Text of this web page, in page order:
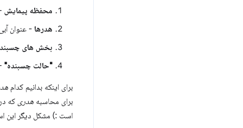
محفظه پیمایش
هدرها - عنوان
بخش های
"حالت چسبنده"
برای اینکه بدانیم کدام
برای محاسبه هدری که
است :) مشکل دیگر این